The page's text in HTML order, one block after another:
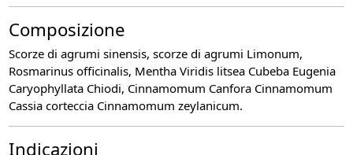
Composizione
Scorze di agrumi sinensis, scorze di agrumi Limonum,
Rosmarinus officinalis, Mentha Viridis litsea Cubeba Eugenia
Caryophyllata Chiodi, Cinnamomum Canfora Cinnamomum
Cassia corteccia Cinnamomum zeylanicum.
Indicazioni